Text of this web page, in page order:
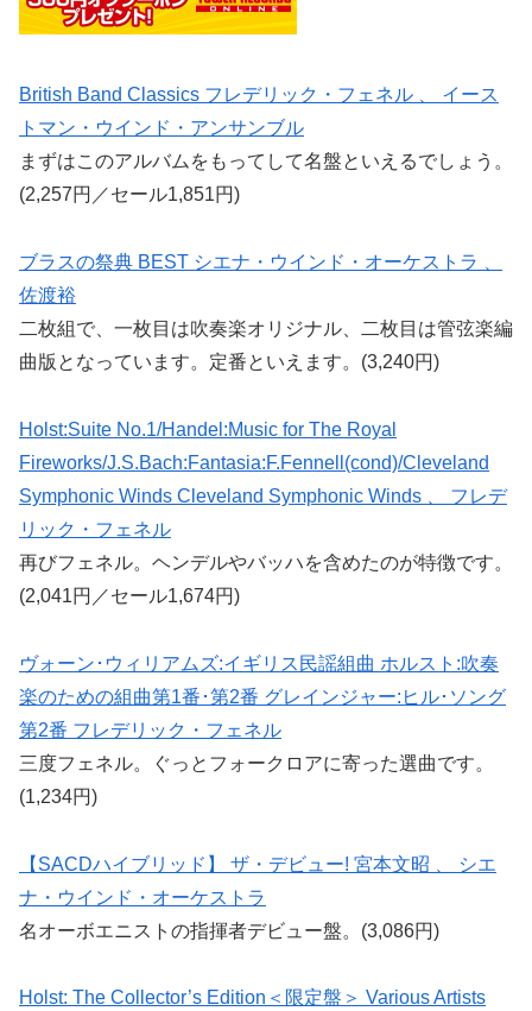
British Band Classics フレデリック・フェネル 、 イース
トマン・ウインド・アンサンブル
まずはこのアルバムをもってして名盤といえるでしょう。
(2,257円／セール1,851円)
ブラスの祭典 BEST シエナ・ウインド・オーケストラ 、
佐渡裕
二枚組で、一枚目は吹奏楽オリジナル、二枚目は管弦楽編
曲版となっています。定番といえます。(3,240円)
Holst:Suite No.1/Handel:Music for The Royal
Fireworks/J.S.Bach:Fantasia:F.Fennell(cond)/Cleveland
Symphonic Winds Cleveland Symphonic Winds 、 フレデ
リック・フェネル
再びフェネル。ヘンデルやバッハを含めたのが特徴です。
(2,041円／セール1,674円)
ヴォーン･ウィリアムズ:イギリス民謡組曲 ホルスト:吹奏
楽のための組曲第1番･第2番 グレインジャー:ヒル･ソング
第2番 フレデリック・フェネル
三度フェネル。ぐっとフォークロアに寄った選曲です。
(1,234円)
【SACDハイブリッド】 ザ・デビュー! 宮本文昭 、 シエ
ナ・ウインド・オーケストラ
名オーボエニストの指揮者デビュー盤。(3,086円)
Holst: The Collector’s Edition＜限定盤＞ Various Artists